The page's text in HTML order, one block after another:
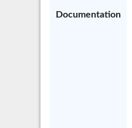
Documentation